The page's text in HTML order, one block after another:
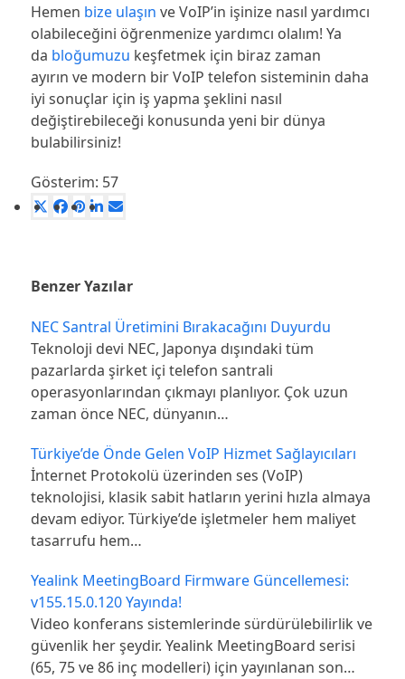
Hemen bize ulaşın ve VoIP’in işinize nasıl yardımcı
olabileceğini öğrenmenize yardımcı olalım! Ya
da bloğumuzu keşfetmek için biraz zaman
ayırın ve modern bir VoIP telefon sisteminin daha
iyi sonuçlar için iş yapma şeklini nasıl
değiştirebileceği konusunda yeni bir dünya
bulabilirsiniz!
Gösterim: 57
Benzer Yazılar
NEC Santral Üretimini Bırakacağını Duyurdu
Teknoloji devi NEC, Japonya dışındaki tüm
pazarlarda şirket içi telefon santrali
operasyonlarından çıkmayı planlıyor. Çok uzun
zaman önce NEC, dünyanın…
Türkiye’de Önde Gelen VoIP Hizmet Sağlayıcıları
İnternet Protokolü üzerinden ses (VoIP)
teknolojisi, klasik sabit hatların yerini hızla almaya
devam ediyor. Türkiye’de işletmeler hem maliyet
tasarrufu hem…
Yealink MeetingBoard Firmware Güncellemesi:
v155.15.0.120 Yayında!
Video konferans sistemlerinde sürdürülebilirlik ve
güvenlik her şeydir. Yealink MeetingBoard serisi
(65, 75 ve 86 inç modelleri) için yayınlanan son…